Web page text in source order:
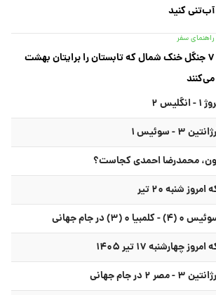
آب‌تنی کنید
راهنمای سفر
۷ جنگل خنک شمال که تابستان را برایتان بهشت
می‌کنند
۲
- سوئیس ۱
محمدرضا احمدی کجاست؟
شنبه ۲۰ تیر
در جام جهانی
۱۷ تیر ۱۴۰۵
جام جهانی